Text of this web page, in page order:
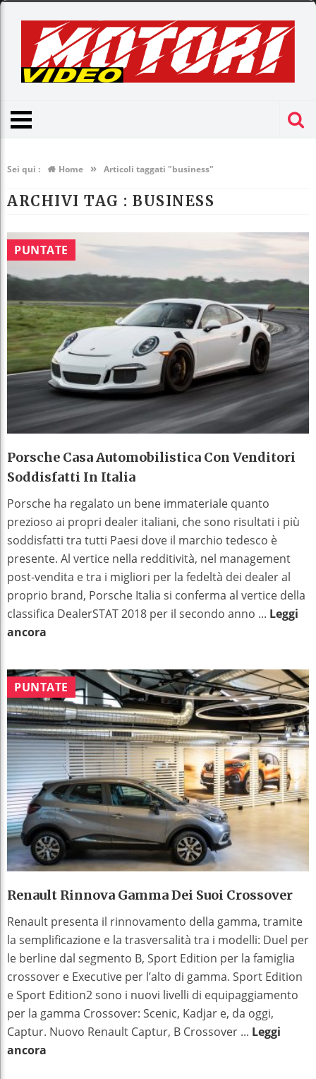
Sei qui : Home » Articoli taggati "business"
ARCHIVI TAG : BUSINESS
PUNTATE
Porsche Casa Automobilistica Con Venditori
Soddisfatti In Italia
Porsche ha regalato un bene immateriale quanto
prezioso ai propri dealer italiani, che sono risultati i più
soddisfatti tra tutti Paesi dove il marchio tedesco è
presente. Al vertice nella redditività, nel management
post-vendita e tra i migliori per la fedeltà dei dealer al
proprio brand, Porsche Italia si conferma al vertice della
classifica DealerSTAT 2018 per il secondo anno ... Leggi
ancora
PUNTATE
Renault Rinnova Gamma Dei Suoi Crossover
Renault presenta il rinnovamento della gamma, tramite
la semplificazione e la trasversalità tra i modelli: Duel per
le berline dal segmento B, Sport Edition per la famiglia
crossover e Executive per l’alto di gamma. Sport Edition
e Sport Edition2 sono i nuovi livelli di equipaggiamento
per la gamma Crossover: Scenic, Kadjar e, da oggi,
Captur. Nuovo Renault Captur, B Crossover ... Leggi
ancora